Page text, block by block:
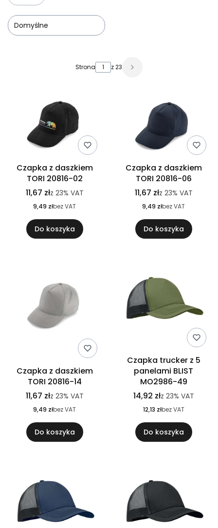
Domyślne
Strona z 23
Czapka z daszkiem
TORI 20816-02
11,67 złz 23% VAT
9,49 złbez VAT
Do koszyka
Czapka z daszkiem
TORI 20816-06
11,67 złz 23% VAT
9,49 złbez VAT
Do koszyka
Czapka z daszkiem
TORI 20816-14
11,67 złz 23% VAT
9,49 złbez VAT
Do koszyka
Czapka trucker z 5
panelami BLIST
MO2986-49
14,92 złz 23% VAT
12,13 złbez VAT
Do koszyka